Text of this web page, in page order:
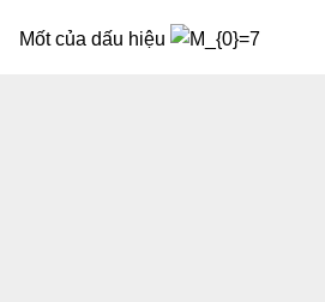
Mốt của dấu hiệu